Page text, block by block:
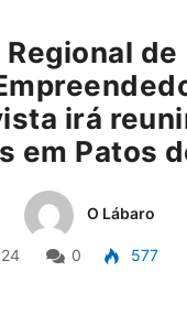
de
irá
em Patos
O Lábaro
0
577